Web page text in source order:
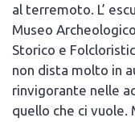
al terremoto. L’
Museo
Storico e
non dista molto in
rinvigorante nelle
quello che ci vuole.